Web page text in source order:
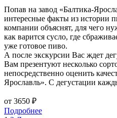
Попав на завод «Балтика-
интересные факты из истории
компании объяснят, для чего
как варится сусло, где
уже готовое пиво.
А после экскурсии Вас ждет
Вам презентуют несколько
непосредственно оценить
Ярославль». С дегустации
от 3650 ₽
Подробнее